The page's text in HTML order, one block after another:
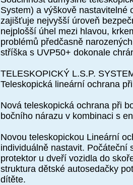
System) a výškově nastavitelné
zajišťuje nejvyšší úroveň
nejplošší úhel mezi hlavou,
problémů předčasně
stříška s UVP50+ dokonale
TELESKOPICKÝ L.S.P.
Teleskopická lineární ochrana
Nová teleskopická ochrana při
bočního nárazu v kombinaci s
Novou teleskopickou Lineární
individuálně nastavit. Počáteční
protektor u dveří vozidla do
struktura dětské autosedačky
dítěte.